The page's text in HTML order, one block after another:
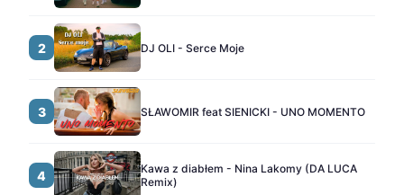
2 DJ OLI - Serce Moje
3 SŁAWOMIR feat SIENICKI - UNO MOMENTO
4
Kawa z diabłem - Nina Lakomy (DA LUCA
Remix)